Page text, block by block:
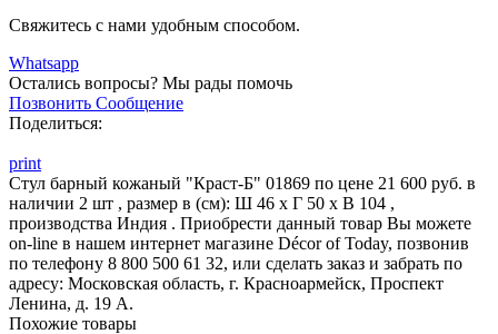
Свяжитесь с нами удобным способом.
Whatsapp
Остались вопросы? Мы рады помочь
Позвонить Сообщение
Поделиться:
print
Стул барный кожаный "Краст-Б" 01869 по цене 21 600 руб. в
наличии 2 шт , размер в (см): Ш 46 x Г 50 x В 104 ,
производства Индия . Приобрести данный товар Вы можете
on-line в нашем интернет магазине Décor of Today, позвонив
по телефону 8 800 500 61 32, или сделать заказ и забрать по
адресу: Московская область, г. Красноармейск, Проспект
Ленина, д. 19 А.
Похожие товары